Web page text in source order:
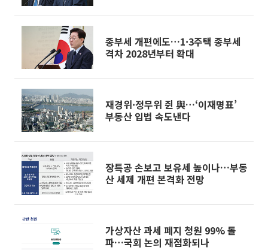
③]
종부세 개편에도…1·3주택 종부세
격차 2028년부터 확대
재경위·정무위 쥔 與…‘이재명표’
부동산 입법 속도낸다
장특공 손보고 보유세 높이나…부동
산 세제 개편 본격화 전망
가상자산 과세 폐지 청원 99% 돌
파…국회 논의 재점화되나